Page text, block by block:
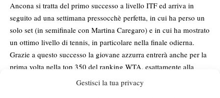
Gestisci la tua privacy
Ancona si tratta del primo successo a livello ITFed arriva in
seguito ad una settimana pressocchè perfetta, in cui ha perso un
solo set (in semifinale con Martina Caregaro) e in cui ha mostrato
un ottimo livello di tennis, in particolare nella finale odierna.
Grazie a questo successo la giovane azzurra entrerà anche per la
prima volta nella top 350 del ranking WTA, esattamente alla